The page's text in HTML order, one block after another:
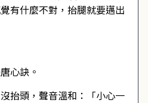
有什麼不對，抬腿就要邁出
心訣。
抬頭，聲音溫和：「小心一